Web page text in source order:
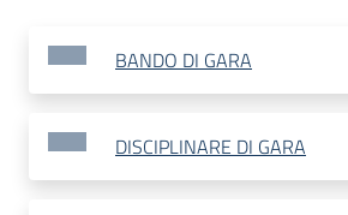
BANDO DI GARA
DISCIPLINARE DI GARA